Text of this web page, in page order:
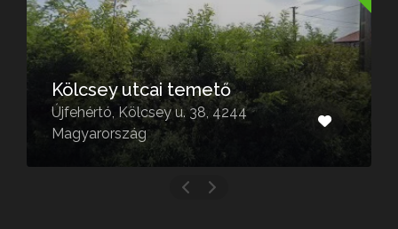
Kölcsey utcai temető
Újfehértó, Kölcsey u. 38, 4244
Magyarország